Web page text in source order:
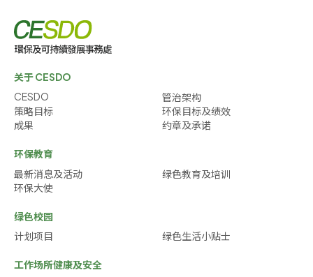
关于 CESDO
CESDO
管治架构
策略目标
环保目标及绩效
成果
约章及承诺
环保教育
最新消息及活动
绿色教育及培训
环保大使
绿色校园
计划项目
绿色生活小贴士
工作场所健康及安全